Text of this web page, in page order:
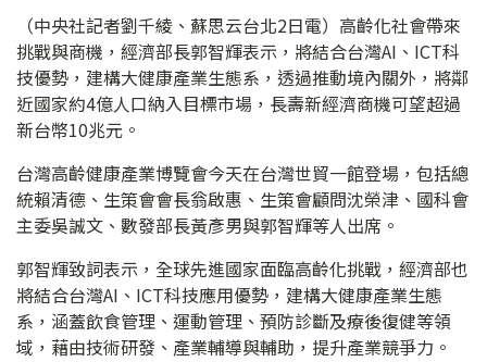
（中央社記者劉千綾、蘇思云台北2日電）高齡化社會帶來
挑戰與商機，經濟部長郭智輝表示，將結合台灣AI、ICT科
技優勢，建構大健康產業生態系，透過推動境內關外，將鄰
近國家約4億人口納入目標市場，長壽新經濟商機可望超過
新台幣10兆元。
台灣高齡健康產業博覽會今天在台灣世貿一館登場，包括總
統賴清德、生策會會長翁啟惠、生策會顧問沈榮津、國科會
主委吳誠文、數發部長黃彥男與郭智輝等人出席。
郭智輝致詞表示，全球先進國家面臨高齡化挑戰，經濟部也
將結合台灣AI、ICT科技應用優勢，建構大健康產業生態
系，涵蓋飲食管理、運動管理、預防診斷及療後復健等領
域，藉由技術研發、產業輔導與輔助，提升產業競爭力。